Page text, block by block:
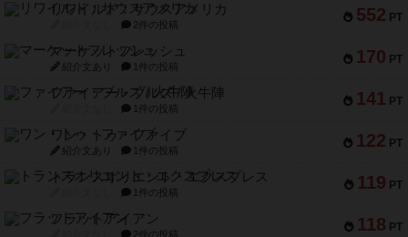
552 PT
リワイルド：サウスアメリカ
2件の投稿
170 PT
マーケットフレッシュ
紹介文あり 1件の投稿
141 PT
ファイアー・ブルズ / 火牛陣
1件の投稿
122 PT
ワン・トゥ・ファイブ
紹介文あり 1件の投稿
119 PT
トランスオリエント・エクスプレス
1件の投稿
118 PT
フラットアイアン
2件の投稿